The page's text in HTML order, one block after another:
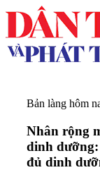
Bản làng hôm
Nhân rộng
dinh
đủ dinh